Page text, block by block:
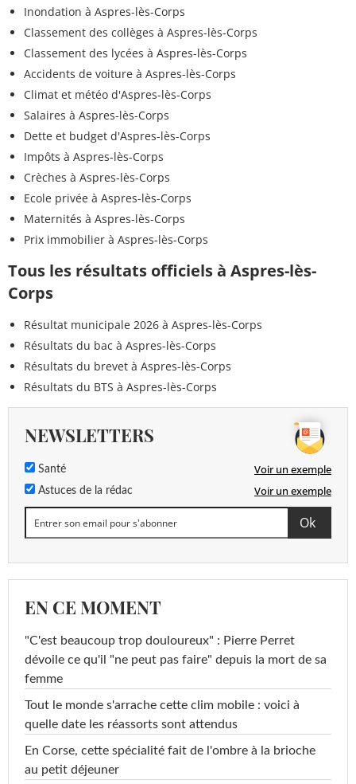
Inondation à Aspres-lès-Corps
Classement des collèges à Aspres-lès-Corps
Classement des lycées à Aspres-lès-Corps
Accidents de voiture à Aspres-lès-Corps
Climat et météo d'Aspres-lès-Corps
Salaires à Aspres-lès-Corps
Dette et budget d'Aspres-lès-Corps
Impôts à Aspres-lès-Corps
Crèches à Aspres-lès-Corps
Ecole privée à Aspres-lès-Corps
Maternités à Aspres-lès-Corps
Prix immobilier à Aspres-lès-Corps
Tous les résultats officiels à Aspres-lès-
Corps
Résultat municipale 2026 à Aspres-lès-Corps
Résultats du bac à Aspres-lès-Corps
Résultats du brevet à Aspres-lès-Corps
Résultats du BTS à Aspres-lès-Corps
NEWSLETTERS
Santé Voir un exemple
Astuces de la rédac Voir un exemple
EN CE MOMENT
"C'est beaucoup trop douloureux" : Pierre Perret
dévoile ce qu'il "ne peut pas faire" depuis la mort de sa
femme
Tout le monde s'arrache cette clim mobile : voici à
quelle date les réassorts sont attendus
En Corse, cette spécialité fait de l'ombre à la brioche
au petit déjeuner